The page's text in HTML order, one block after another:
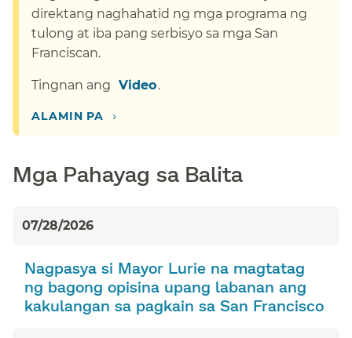
direktang naghahatid ng mga programa ng
tulong at iba pang serbisyo sa mga San
Franciscan.​​
Tingnan ang ​​ Video​​.​​
ALAMIN PA​​ ›​​
Mga Pahayag sa Balita​​
07/28/2026​​
Nagpasya si Mayor Lurie na magtatag
ng bagong opisina upang labanan ang
kakulangan sa pagkain sa San Francisco​​